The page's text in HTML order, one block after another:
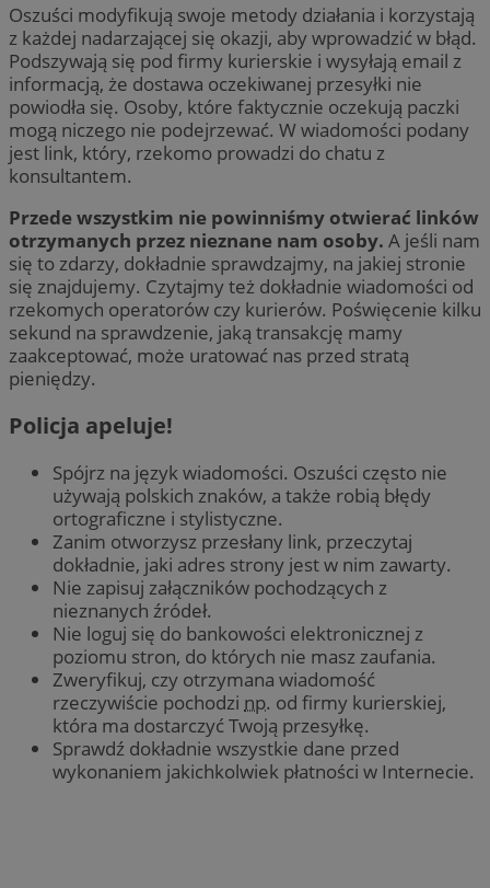
Oszuści modyfikują swoje metody działania i korzystają
z każdej nadarzającej się okazji, aby wprowadzić w błąd.
Podszywają się pod firmy kurierskie i wysyłają email z
informacją, że dostawa oczekiwanej przesyłki nie
powiodła się. Osoby, które faktycznie oczekują paczki
mogą niczego nie podejrzewać. W wiadomości podany
jest link, który, rzekomo prowadzi do chatu z
konsultantem.
Przede wszystkim nie powinniśmy otwierać linków
otrzymanych przez nieznane nam osoby. A jeśli nam
się to zdarzy, dokładnie sprawdzajmy, na jakiej stronie
się znajdujemy. Czytajmy też dokładnie wiadomości od
rzekomych operatorów czy kurierów. Poświęcenie kilku
sekund na sprawdzenie, jaką transakcję mamy
zaakceptować, może uratować nas przed stratą
pieniędzy.
Policja apeluje!
Spójrz na język wiadomości. Oszuści często nie
używają polskich znaków, a także robią błędy
ortograficzne i stylistyczne.
Zanim otworzysz przesłany link, przeczytaj
dokładnie, jaki adres strony jest w nim zawarty.
Nie zapisuj załączników pochodzących z
nieznanych źródeł.
Nie loguj się do bankowości elektronicznej z
poziomu stron, do których nie masz zaufania.
Zweryfikuj, czy otrzymana wiadomość
rzeczywiście pochodzi np. od firmy kurierskiej,
która ma dostarczyć Twoją przesyłkę.
Sprawdź dokładnie wszystkie dane przed
wykonaniem jakichkolwiek płatności w Internecie.